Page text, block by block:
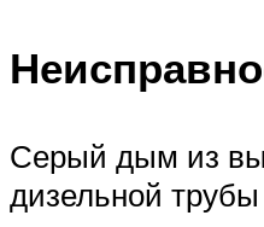
Серый дым из
дизельной